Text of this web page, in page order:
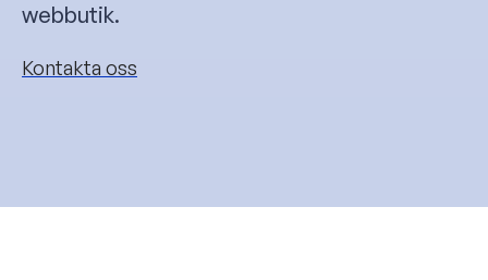
webbutik.
Kontakta oss